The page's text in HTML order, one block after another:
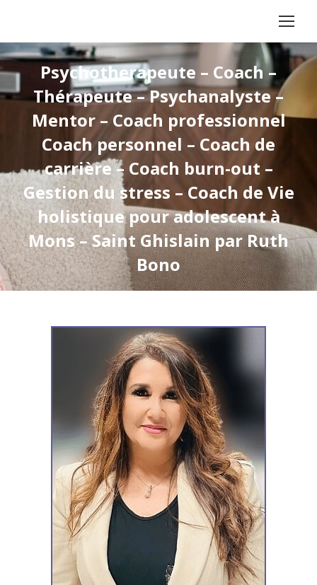
Psychotherapeute – Coach –
Thérapeute – Psychanalyste –
Mentor – Coach professionnel
Coach personnel – Coach de
carrière – Coach burn-out –
Gestion du stress – Coach de Vie
holistique pour adolescent à
Mons – Saint Ghislain par Ruth
Bono